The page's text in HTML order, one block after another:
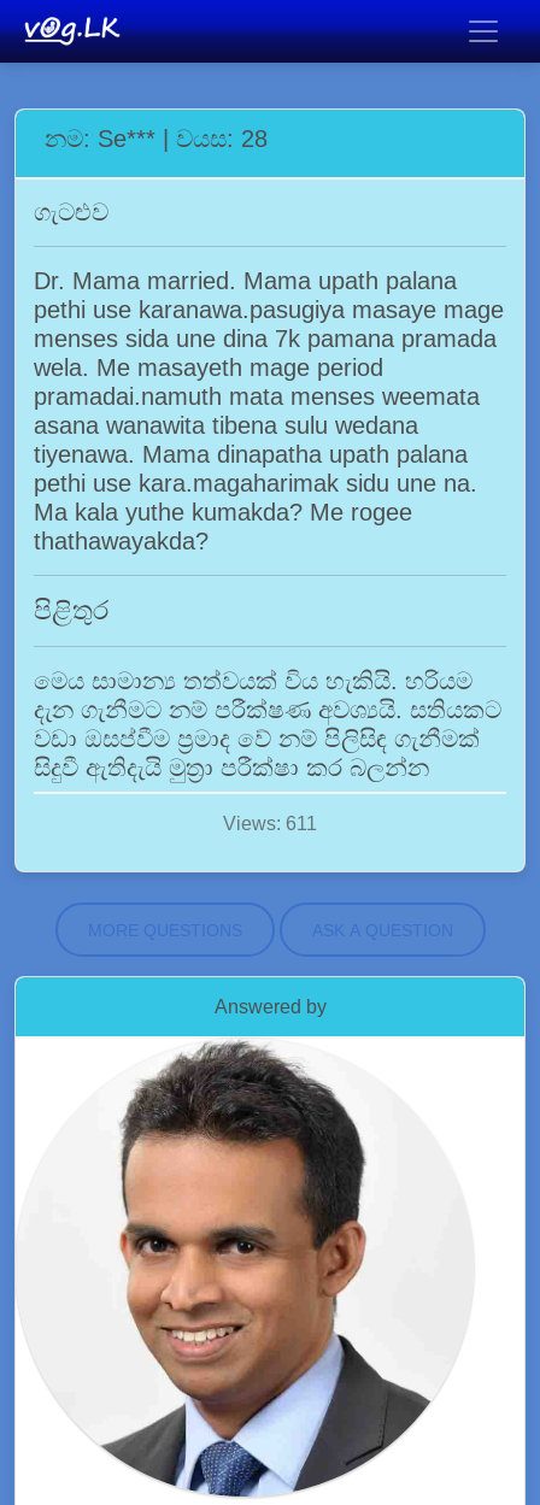
නම: Se*** | වයස: 28
ගැටළුව
Dr. Mama married. Mama upath palana
pethi use karanawa.pasugiya masaye mage
menses sida une dina 7k pamana pramada
wela. Me masayeth mage period
pramadai.namuth mata menses weemata
asana wanawita tibena sulu wedana
tiyenawa. Mama dinapatha upath palana
pethi use kara.magaharimak sidu une na.
Ma kala yuthe kumakda? Me rogee
thathawayakda?
පිළිතුර
මෙය සාමාන්‍ය තත්වයක් විය හැකියි. හරියම
දැන ගැනීමට නම් පරීක්ෂණ අවශ්‍යයි. සතියකට
වඩා ඔසප්වීම ප්‍රමාද වේ නම් පිලිසිඳ ගැනීමක්
සිදුවී ඇතිදැයි මුත්‍රා පරීක්ෂා කර බලන්න‍
Views: 611
MORE QUESTIONS ASK A QUESTION
Answered by